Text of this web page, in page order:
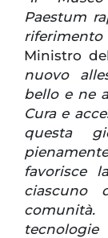
Paestum
Ministro
nuovo
bello e ne
Cura e
questa
favorisce
ciascuno